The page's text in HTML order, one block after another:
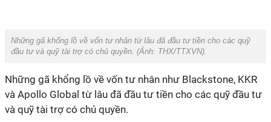
Những gã khổng lồ về vốn tư nhân từ lâu đã đầu tư tiền cho các quỹ
đầu tư và quỹ tài trợ có chủ quyền. (Ảnh: THX/TTXVN).
Những gã khổng lồ về vốn tư nhân như Blackstone, KKR
và Apollo Global từ lâu đã đầu tư tiền cho các quỹ đầu tư
và quỹ tài trợ có chủ quyền.